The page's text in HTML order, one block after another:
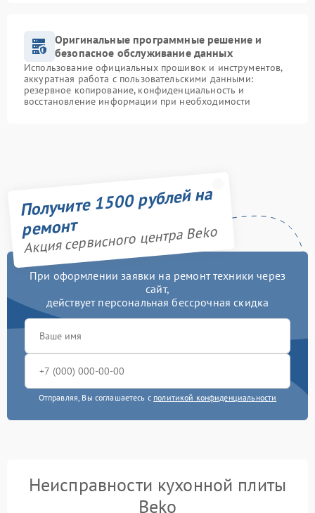
Оригинальные программные решение и
безопасное обслуживание данных
Использование официальных прошивок и инструментов,
аккуратная работа с пользовательскими данными:
резервное копирование, конфиденциальность и
восстановление информации при необходимости
Получите 1500 рублей на
ремонт
Акция сервисного центра Beko
При оформлении заявки на ремонт техники через
сайт,
действует персональная бессрочная скидка
Отправляя, Вы соглашаетесь с политикой конфиденциальности
Неисправности кухонной плиты
Beko